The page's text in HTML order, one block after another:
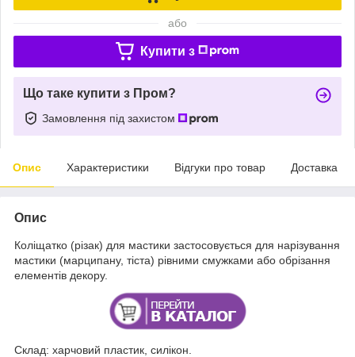
або
Купити з
Що таке купити з Пром?
Замовлення під захистом
Опис Характеристики Відгуки про товар Доставка
Опис
Коліщатко (різак) для мастики застосовується для нарізування
мастики (марципану, тіста) рівними смужками або обрізання
елементів декору.
Склад: харчовий пластик, силікон.